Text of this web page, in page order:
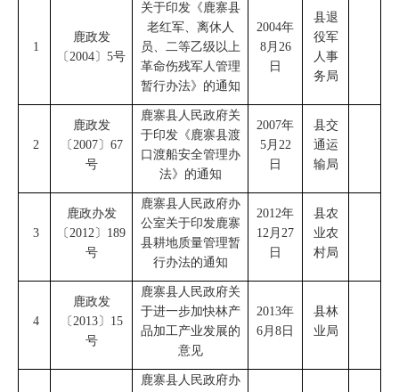
1
鹿政发
〔 2004 〕 5号
关于印发《鹿寨县
老红军、离休人
员、二等乙级以上
革命伤残军人管理
暂行办法》的通知
2004年
8月 26
日
县退
役军
人事
务局
2
鹿政发
〔 2007〕 67
号
鹿寨县人民政府关
于印发《鹿寨县渡
口渡船安全管理办
法》的通知
2007年
5月 22
日
县交
通运
输局
3
鹿政办发
〔 2012 〕 189
号
鹿寨县人民政府办
公室关于印发鹿寨
县耕地质量管理暂
行办法的通知
2012年
12月 27
日
县农
业农
村局
4
鹿政发
〔 2013〕 15
号
鹿寨县人民政府关
于进一步加快林产
品加工产业发展的
意见
2013年
6月 8 日
县林
业局
鹿寨县人民政府办